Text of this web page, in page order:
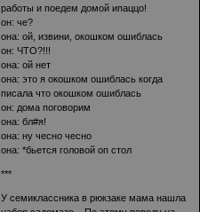
работы и поедем домой ипаццо!
он: че?
она: ой, извини, окошком ошиблась
он: ЧТО?!!!
она: ой нет
она: это я окошком ошиблась когда
писала что окошком ошиблась
он: дома поговорим
она: бл#я!
она: ну чесно чесно
она: *бьется головой оп стол
***
У семиклассника в рюкзаке мама нашла